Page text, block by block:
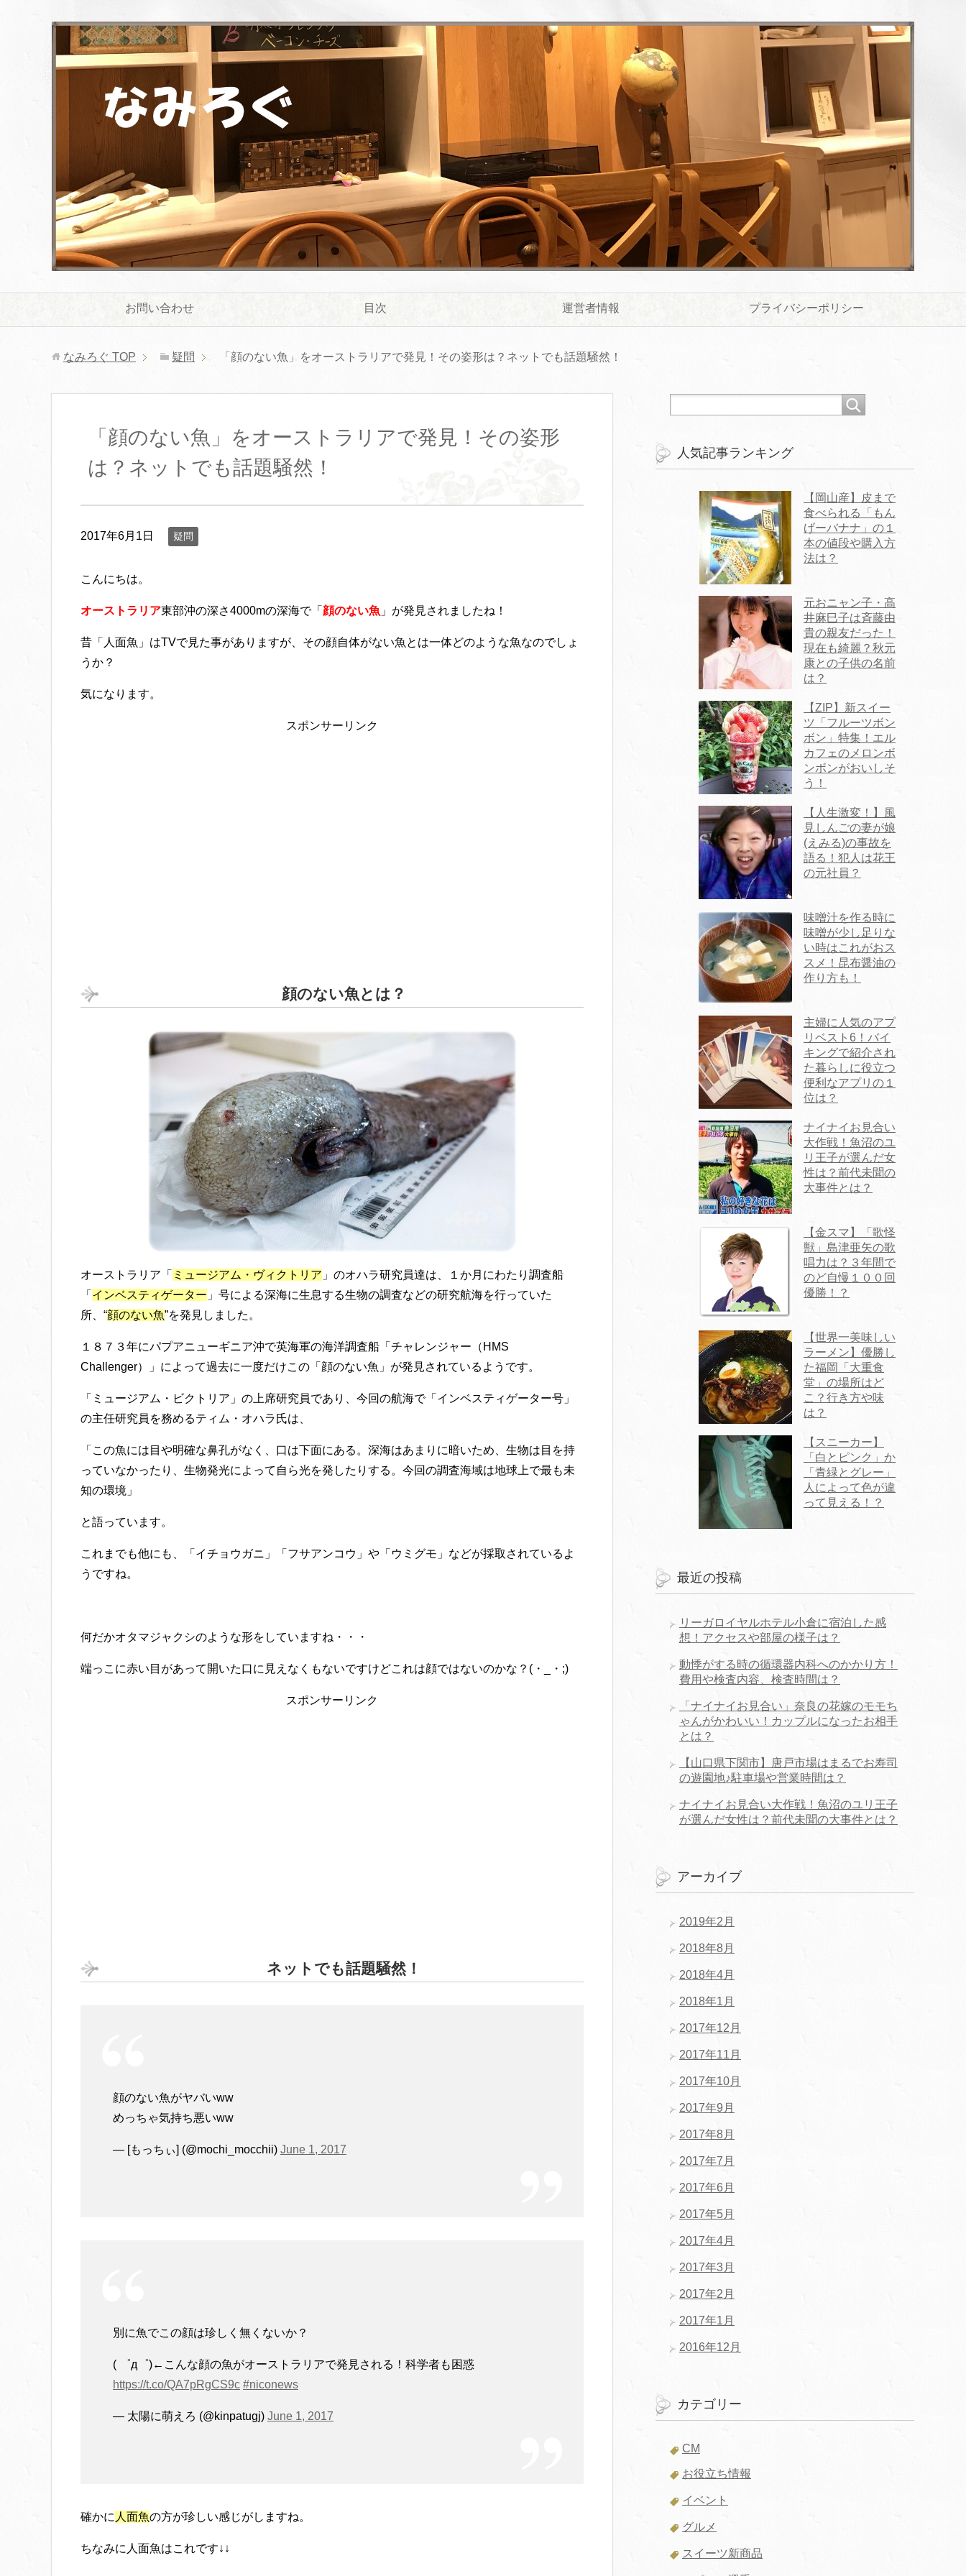
お問い合わせ 目次 運営者情報 プライバシーポリシー
なみろぐ TOP 疑問 「顔のない魚」をオーストラリアで発見！その姿形は？ネットでも話題騒然！
「顔のない魚」をオーストラリアで発見！その姿形
は？ネットでも話題騒然！
2017年6月1日 疑問
こんにちは。
オーストラリア東部沖の深さ4000mの深海で「 顔のない魚 」が発見されましたね！
昔「人面魚」はTVで見た事がありますが、その顔自体がない魚とは一体どのような魚なのでしょ
うか？
気になります。
スポンサーリンク
顔のない魚とは？
オーストラリア「 ミュージアム・ヴィクトリア 」のオハラ研究員達は、１か月にわたり調査船
「 インベスティゲーター 」号による深海に生息する生物の調査などの研究航海を行っていた
所、“顔のない魚”を発見しました。
１８７３年にパプアニューギニア沖で英海軍の海洋調査船「チャレンジャー（HMS
Challenger）」によって過去に一度だけこの「顔のない魚」が発見されているようです。
「ミュージアム・ビクトリア」の上席研究員であり、今回の航海で「インベスティゲーター号」
の主任研究員を務めるティム・オハラ氏は、
「この魚には目や明確な鼻孔がなく、口は下面にある。深海はあまりに暗いため、生物は目を持
っていなかったり、生物発光によって自ら光を発したりする。今回の調査海域は地球上で最も未
知の環境」
と語っています。
これまでも他にも、「イチョウガニ」「フサアンコウ」や「ウミグモ」などが採取されているよ
うですね。
何だかオタマジャクシのような形をしていますね・・・
端っこに赤い目があって開いた口に見えなくもないですけどこれは顔ではないのかな？(・_・;)
スポンサーリンク
ネットでも話題騒然！
顔のない魚がヤバいww
めっちゃ気持ち悪いww
— [もっちぃ] (@mochi_mocchii) June 1, 2017
別に魚でこの顔は珍しく無くないか？
( ゜д゜)←こんな顔の魚がオーストラリアで発見される！科学者も困惑
https://t.co/QA7pRgCS9c #niconews
— 太陽に萌えろ (@kinpatugj) June 1, 2017
確かに 人面魚の方が珍しい感じがしますね。
ちなみに人面魚はこれです↓↓
人気記事ランキング
【岡山産】皮まで
食べられる「もん
げーバナナ」の１
本の値段や購入方
法は？
元おニャン子・高
井麻巳子は斉藤由
貴の親友だった！
現在も綺麗？秋元
康との子供の名前
は？
【ZIP】新スイー
ツ「フルーツボン
ボン」特集！エル
カフェのメロンボ
ンボンがおいしそ
う！
【人生激変！】風
見しんごの妻が娘
(えみる)の事故を
語る！犯人は花王
の元社員？
味噌汁を作る時に
味噌が少し足りな
い時はこれがおス
スメ！昆布醤油の
作り方も！
主婦に人気のアプ
リベスト6！バイ
キングで紹介され
た暮らしに役立つ
便利なアプリの１
位は？
ナイナイお見合い
大作戦！魚沼のユ
リ王子が選んだ女
性は？前代未聞の
大事件とは？
【金スマ】「歌怪
獣」島津亜矢の歌
唱力は？３年間で
のど自慢１００回
優勝！？
【世界一美味しい
ラーメン】優勝し
た福岡「大重食
堂」の場所はど
こ？行き方や味
は？
【スニーカー】
「白とピンク」か
「青緑とグレー」
人によって色が違
って見える！？
最近の投稿
リーガロイヤルホテル小倉に宿泊した感
想！アクセスや部屋の様子は？
動悸がする時の循環器内科へのかかり方！
費用や検査内容、検査時間は？
「ナイナイお見合い」奈良の花嫁のモモち
ゃんがかわいい！カップルになったお相手
とは？
【山口県下関市】唐戸市場はまるでお寿司
の遊園地♪駐車場や営業時間は？
ナイナイお見合い大作戦！魚沼のユリ王子
が選んだ女性は？前代未聞の大事件とは？
アーカイブ
2019年2月
2018年8月
2018年4月
2018年1月
2017年12月
2017年11月
2017年10月
2017年9月
2017年8月
2017年7月
2017年6月
2017年5月
2017年4月
2017年3月
2017年2月
2017年1月
2016年12月
カテゴリー
CM
お役立ち情報
イベント
グルメ
スイーツ新商品